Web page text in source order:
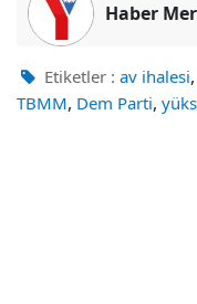
Haber
Etiketler : av ihalesi,
TBMM, Dem Parti,